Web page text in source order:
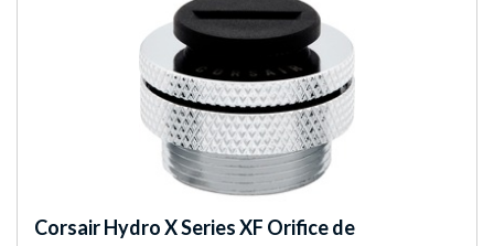
CorsairHydro X Series XF Orifice de